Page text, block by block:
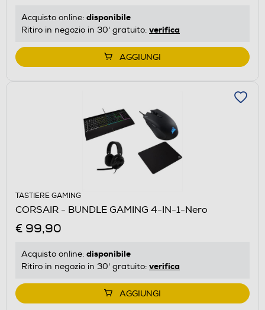
Acquisto online: disponibile
Ritiro in negozio in 30' gratuito: verifica
AGGIUNGI
TASTIERE GAMING
CORSAIR - BUNDLE GAMING 4-IN-1-Nero
€ 99,90
Acquisto online: disponibile
Ritiro in negozio in 30' gratuito: verifica
AGGIUNGI